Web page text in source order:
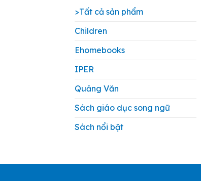
>Tất cả sản phẩm
Children
Ehomebooks
IPER
Quảng Văn
Sách giáo dục song ngữ
Sách nổi bật